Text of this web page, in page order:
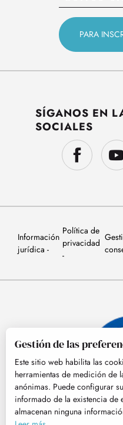
SÍGANOS EN
SOCIALES
Información
jurídica
Política de
privacidad
©
Gestión de las
Este sitio web habilita las
herramientas de medición de
anónimas. Puede configurar
informado de la existencia de
almacenan ninguna